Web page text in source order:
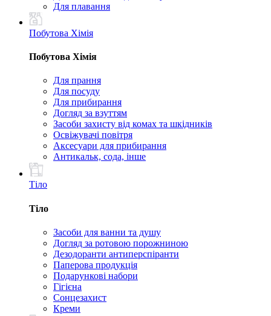
Для плавання
Побутова Хімія
Побутова Хімія
Для прання
Для посуду
Для прибирання
Догляд за взуттям
Засоби захисту від комах та шкідників
Освіжувачі повітря
Аксесуари для прибирання
Антикальк, сода, інше
Тіло
Тіло
Засоби для ванни та душу
Догляд за ротовою порожниною
Дезодоранти антиперспіранти
Паперова продукція
Подарункові набори
Гігієна
Сонцезахист
Креми